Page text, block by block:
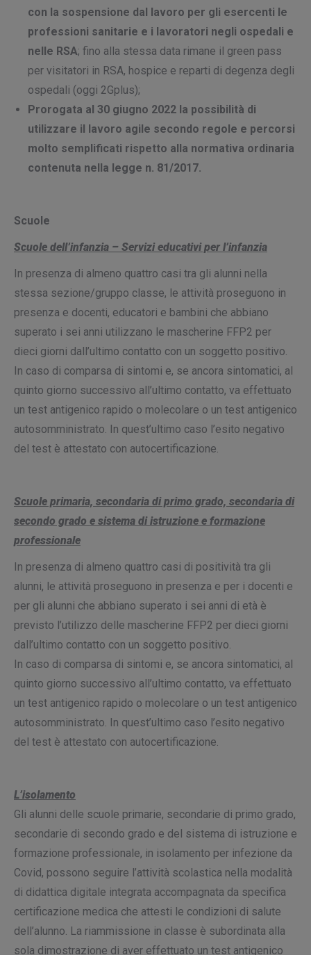
con la sospensione dal lavoro per gli esercenti le
professioni sanitarie e i lavoratori negli ospedali e
nelle RSA; fino alla stessa data rimane il green pass
per visitatori in RSA, hospice e reparti di degenza degli
ospedali (oggi 2Gplus);
Prorogata al 30 giugno 2022 la possibilità di
utilizzare il lavoro agile secondo regole e percorsi
molto semplificati rispetto alla normativa ordinaria
contenuta nella legge n. 81/2017.
Scuole
Scuole dell’infanzia – Servizi educativi per l’infanzia
In presenza di almeno quattro casi tra gli alunni nella
stessa sezione/gruppo classe, le attività proseguono in
presenza e docenti, educatori e bambini che abbiano
superato i sei anni utilizzano le mascherine FFP2 per
dieci giorni dall’ultimo contatto con un soggetto positivo.
In caso di comparsa di sintomi e, se ancora sintomatici, al
quinto giorno successivo all’ultimo contatto, va effettuato
un test antigenico rapido o molecolare o un test antigenico
autosomministrato. In quest’ultimo caso l’esito negativo
del test è attestato con autocertificazione.
Scuole primaria, secondaria di primo grado, secondaria di
secondo grado e sistema di istruzione e formazione
professionale
In presenza di almeno quattro casi di positività tra gli
alunni, le attività proseguono in presenza e per i docenti e
per gli alunni che abbiano superato i sei anni di età è
previsto l’utilizzo delle mascherine FFP2 per dieci giorni
dall’ultimo contatto con un soggetto positivo.
In caso di comparsa di sintomi e, se ancora sintomatici, al
quinto giorno successivo all’ultimo contatto, va effettuato
un test antigenico rapido o molecolare o un test antigenico
autosomministrato. In quest’ultimo caso l’esito negativo
del test è attestato con autocertificazione.
L’isolamento
Gli alunni delle scuole primarie, secondarie di primo grado,
secondarie di secondo grado e del sistema di istruzione e
formazione professionale, in isolamento per infezione da
Covid, possono seguire l’attività scolastica nella modalità
di didattica digitale integrata accompagnata da specifica
certificazione medica che attesti le condizioni di salute
dell’alunno. La riammissione in classe è subordinata alla
sola dimostrazione di aver effettuato un test antigenico